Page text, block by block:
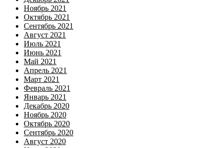
Ноябрь 2021
Октябрь 2021
Сентябрь 2021
Август 2021
Июль 2021
Июнь 2021
Май 2021
Апрель 2021
Март 2021
Февраль 2021
Январь 2021
Декабрь 2020
Ноябрь 2020
Октябрь 2020
Сентябрь 2020
Август 2020